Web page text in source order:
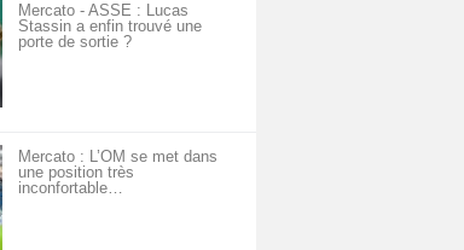
Mercato - ASSE : Lucas
Stassin a enfin trouvé une
porte de sortie ?
Mercato : L’OM se met dans
une position très
inconfortable…